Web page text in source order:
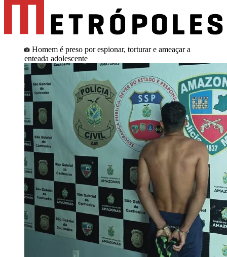
Homem é preso por espionar, torturar e ameaçar a
enteada adolescente